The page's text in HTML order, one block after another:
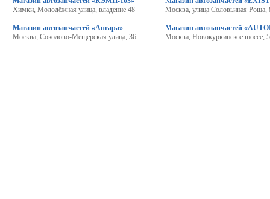
Химки, Молодёжная улица, владение 48
Магазин автозапчастей «Ангара»
Москва, Соколово-Мещерская улица, 36
Москва, улица Соловьиная Роща,
Магазин автозапчастей
Москва, Новокуркинское шоссе,